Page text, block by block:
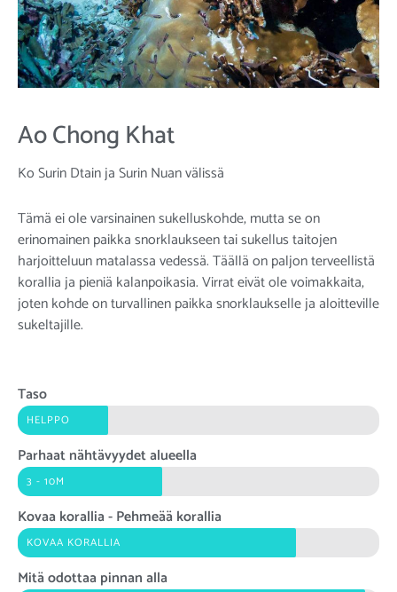
Ao Chong Khat
Ko Surin Dtain ja Surin Nuan välissä
Tämä ei ole varsinainen sukelluskohde, mutta se on
erinomainen paikka snorklaukseen tai sukellus taitojen
harjoitteluun matalassa vedessä. Täällä on paljon terveellistä
korallia ja pieniä kalanpoikasia. Virrat eivät ole voimakkaita,
joten kohde on turvallinen paikka snorklaukselle ja aloitteville
sukeltajille.
Taso
HELPPO
Parhaat nähtävyydet alueella
3 - 10M
Kovaa korallia - Pehmeää korallia
KOVAA KORALLIA
Mitä odottaa pinnan alla